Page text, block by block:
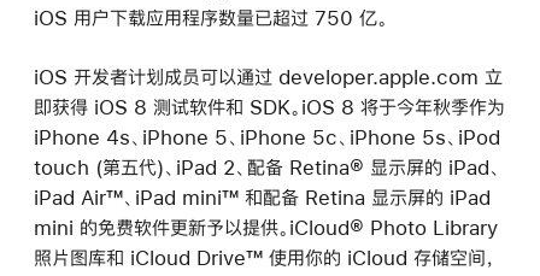
iOS 用户下载应用程序数量已超过 750 亿。
iOS 开发者计划成员可以通过 developer.apple.com 立
即获得 iOS 8 测试软件和 SDK。iOS 8 将于今年秋季作为
iPhone 4s、iPhone 5、iPhone 5c、iPhone 5s、iPod
touch (第五代)、iPad 2、配备 Retina® 显示屏的 iPad、
iPad Air™、iPad mini™ 和配备 Retina 显示屏的 iPad
mini 的免费软件更新予以提供。iCloud® Photo Library
照片图库和 iCloud Drive™ 使用你的 iCloud 存储空间，